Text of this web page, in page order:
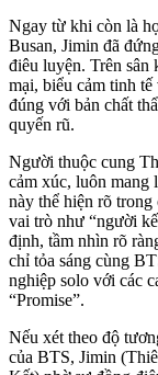
Ngay từ khi còn là
Busan, Jimin đã
điêu luyện. Trên sân
mại, biểu cảm tinh
đúng với bản chất
quyến rũ.
Người thuộc cung
cảm xúc, luôn mang
này thể hiện rõ
vai trò như “người
định, tầm nhìn rõ
chỉ tỏa sáng cùng
nghiệp solo với các
“Promise”.
Nếu xét theo độ
của BTS, Jimin